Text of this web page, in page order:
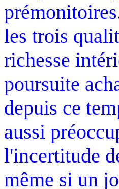
les trois
richesse
poursuite
depuis ce
aussi
l'incertitude
même si un